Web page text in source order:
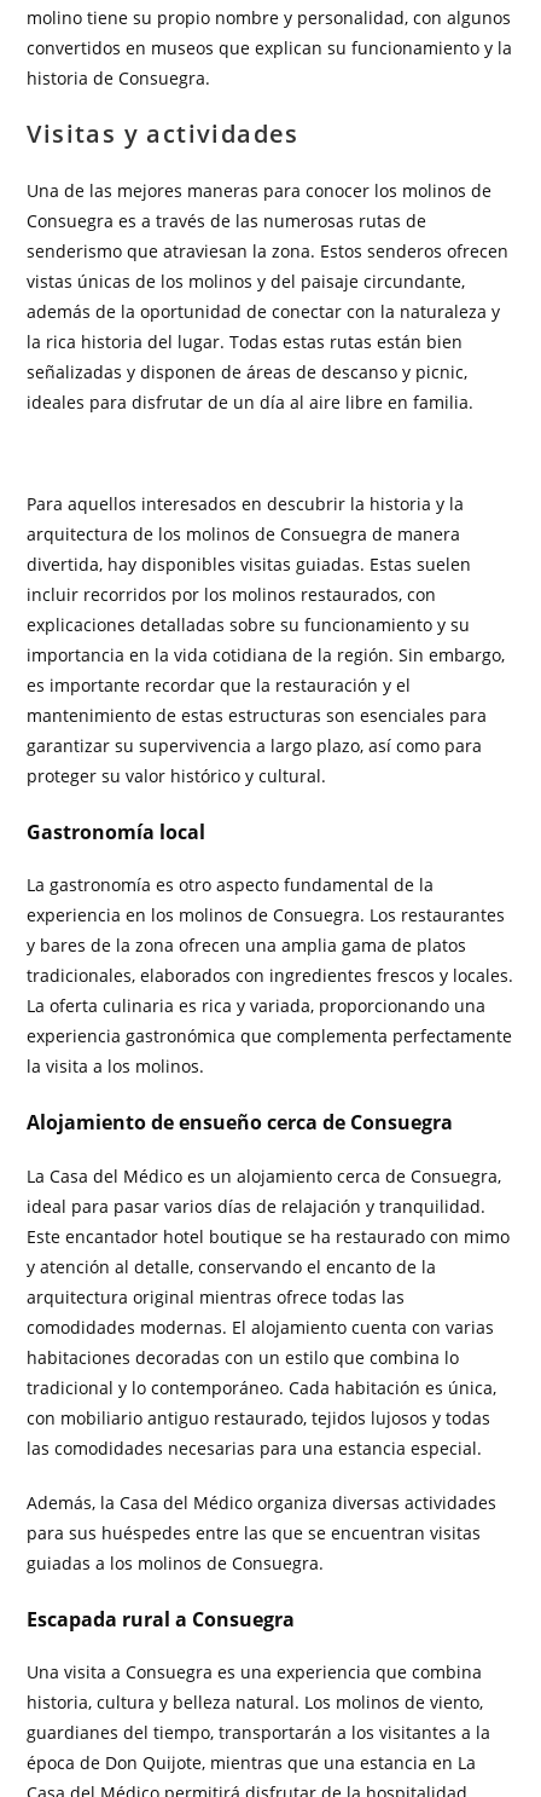
molino tiene su propio nombre y personalidad, con algunos
convertidos en museos que explican su funcionamiento y la
historia de Consuegra.
Visitas y actividades
Una de las mejores maneras para conocer los molinos de
Consuegra es a través de las numerosas rutas de
senderismo que atraviesan la zona. Estos senderos ofrecen
vistas únicas de los molinos y del paisaje circundante,
además de la oportunidad de conectar con la naturaleza y
la rica historia del lugar. Todas estas rutas están bien
señalizadas y disponen de áreas de descanso y picnic,
ideales para disfrutar de un día al aire libre en familia.
Para aquellos interesados en descubrir la historia y la
arquitectura de los molinos de Consuegra de manera
divertida, hay disponibles visitas guiadas. Estas suelen
incluir recorridos por los molinos restaurados, con
explicaciones detalladas sobre su funcionamiento y su
importancia en la vida cotidiana de la región. Sin embargo,
es importante recordar que la restauración y el
mantenimiento de estas estructuras son esenciales para
garantizar su supervivencia a largo plazo, así como para
proteger su valor histórico y cultural.
Gastronomía local
La gastronomía es otro aspecto fundamental de la
experiencia en los molinos de Consuegra. Los restaurantes
y bares de la zona ofrecen una amplia gama de platos
tradicionales, elaborados con ingredientes frescos y locales.
La oferta culinaria es rica y variada, proporcionando una
experiencia gastronómica que complementa perfectamente
la visita a los molinos.
Alojamiento de ensueño cerca de Consuegra
La Casa del Médico es un alojamiento cerca de Consuegra,
ideal para pasar varios días de relajación y tranquilidad.
Este encantador hotel boutique se ha restaurado con mimo
y atención al detalle, conservando el encanto de la
arquitectura original mientras ofrece todas las
comodidades modernas. El alojamiento cuenta con varias
habitaciones decoradas con un estilo que combina lo
tradicional y lo contemporáneo. Cada habitación es única,
con mobiliario antiguo restaurado, tejidos lujosos y todas
las comodidades necesarias para una estancia especial.
Además, la Casa del Médico organiza diversas actividades
para sus huéspedes entre las que se encuentran visitas
guiadas a los molinos de Consuegra.
Escapada rural a Consuegra
Una visita a Consuegra es una experiencia que combina
historia, cultura y belleza natural. Los molinos de viento,
guardianes del tiempo, transportarán a los visitantes a la
época de Don Quijote, mientras que una estancia en La